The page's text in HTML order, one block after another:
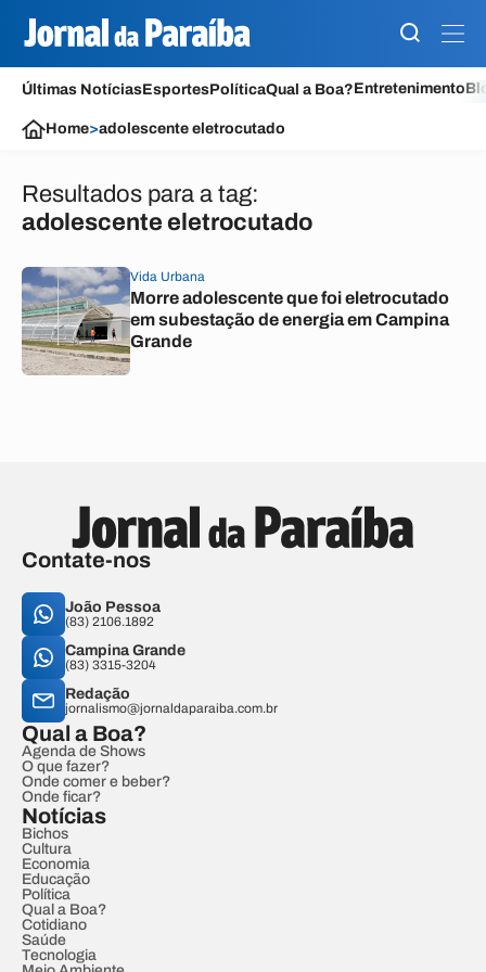
Últimas NotíciasEsportesPolíticaQual a Boa?Entretenimento
Home>adolescente eletrocutado
Resultados para a tag:
adolescente eletrocutado
Vida Urbana
Morre adolescente que foi eletrocutado
em subestação de energia em Campina
Grande
Contate-nos
João Pessoa
(83) 2106.1892
Campina Grande
(83) 3315-3204
Redação
jornalismo@jornaldaparaiba.com.br
Qual a Boa?
Agenda de Shows
O que fazer?
Onde comer e beber?
Onde ficar?
Notícias
Bichos
Cultura
Economia
Educação
Política
Qual a Boa?
Cotidiano
Saúde
Tecnologia